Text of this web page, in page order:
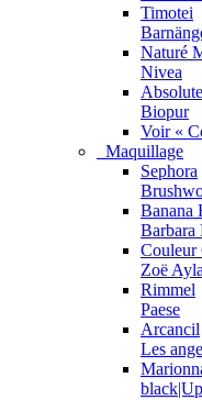
Timotei
Naturé
Nivea
Biopur
Voir «
Maquillage
Sephora
Banana
Barbara
Couleur
Zoë Ayla
Rimmel
Paese
Arcancil
Les
black|Up